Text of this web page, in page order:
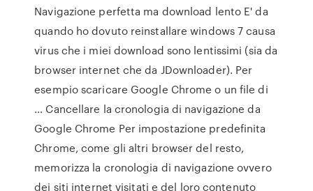
Navigazione perfetta ma download lento E' da
quando ho dovuto reinstallare windows 7 causa
virus che i miei download sono lentissimi (sia da
browser internet che da JDownloader). Per
esempio scaricare Google Chrome o un file di
… Cancellare la cronologia di navigazione da
Google Chrome Per impostazione predefinita
Chrome, come gli altri browser del resto,
memorizza la cronologia di navigazione ovvero
dei siti internet visitati e del loro contenuto